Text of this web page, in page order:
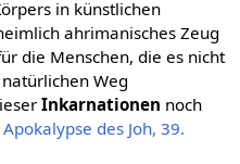
in künstlichen
ahrimanisches Zeug
die Menschen, die es nicht
Weg
Inkarnationen noch
des Joh, 39.